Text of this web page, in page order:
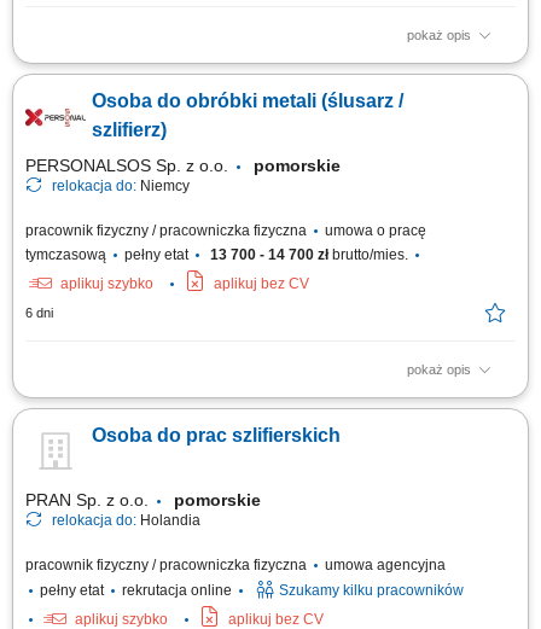
pokaż opis
Obowiązki: Prace przy oczyszczaniu odlewów z aluminium; Prowadzenie
wysokiej jakości;Osoba do obróbki metali (ślusarz /
szlifierz)
PERSONALSOS Sp. z o.o. pomorskie
relokacja do: Niemcy
pracownik fizyczny / pracowniczka fizyczna
umowa o pracę
tymczasową
pełny etat 13 700 - 14 700 złbrutto/mies.
aplikuj szybko
aplikuj bez CV
6 dni
pokaż opis
Opis stanowiska: Realizacja zadań z obszaru mechanicznego
wyrównywanie krawędzi ręczną szlifierką kątową; Nakładanie
technicznych powłok chroniących materiał przed czynnikami
Osoba do prac szlifierskich
PRAN Sp. z o.o. pomorskie
relokacja do: Holandia
pracownik fizyczny / pracowniczka fizyczna
umowa agencyjna
pełny etat
rekrutacja online
Szukamy kilku pracowników
aplikuj szybko
aplikuj bez CV